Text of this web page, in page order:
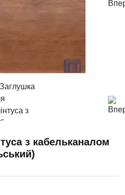
з кабельканалом